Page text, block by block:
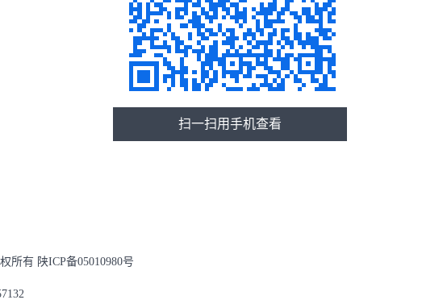
扫一扫用手机查看
所有 陕ICP备05010980号